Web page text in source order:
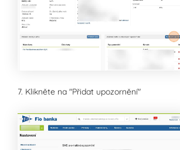
7. Klikněte na "Přidat upozornění"